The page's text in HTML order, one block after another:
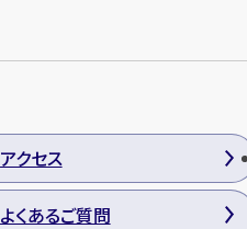
アクセス
よくあるご質問